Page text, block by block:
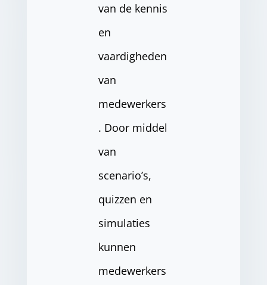
van de kennis
en
vaardigheden
van
medewerkers
. Door middel
van
scenario’s,
quizzen en
simulaties
kunnen
medewerkers